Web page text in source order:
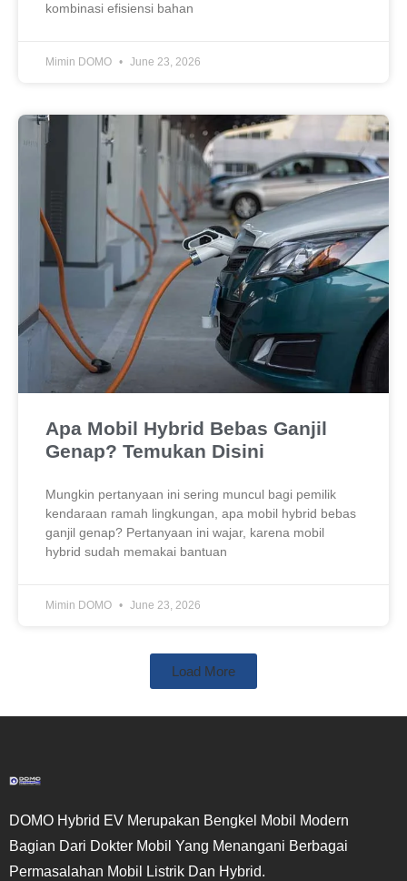
kombinasi efisiensi bahan
Mimin DOMO June 23, 2026
Apa Mobil Hybrid Bebas Ganjil
Genap? Temukan Disini
Mungkin pertanyaan ini sering muncul bagi pemilik
kendaraan ramah lingkungan, apa mobil hybrid bebas
ganjil genap? Pertanyaan ini wajar, karena mobil
hybrid sudah memakai bantuan
Mimin DOMO June 23, 2026
Load More
DOMO Hybrid EV Merupakan Bengkel Mobil Modern
Bagian Dari Dokter Mobil Yang Menangani Berbagai
Permasalahan Mobil Listrik Dan Hybrid.